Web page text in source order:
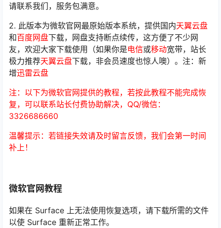
请联系我们，服务包满意。
2. 此版本为微软官网最原始版本系统，提供国内天翼云盘
和百度网盘下载，网盘支持断点续传，这方便了不少网
友，欢迎大家下载使用（如果你是电信或移动宽带，站长
极力推荐天翼云盘下载，非会员速度也惊人噢）。注：新
增迅雷云盘
注：以下为微软官网提供的教程，若按此教程不能完成恢
复，可以联系站长付费协助解决，QQ/微信：
3326686660
温馨提示：若链接失效请及时留言反馈，我们会第一时间
补上！
微软官网教程
如果在 Surface 上无法使用恢复选项，请下载所需的文件
以使 Surface 重新正常工作。